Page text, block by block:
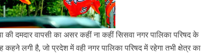
की दमदार वापसी का असर कहीं ना कहीं सिसवा नगर पालिका परिषद के
लगी है, जो प्रदेश में वही नगर पालिका परिषद में रहेगा तभी क्षेत्र का